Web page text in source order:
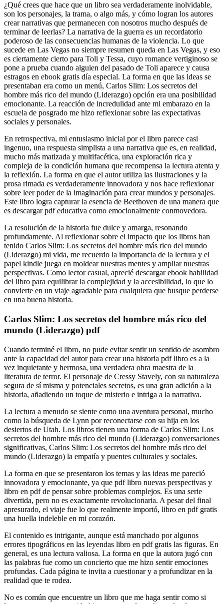
¿Qué crees que hace que un libro sea verdaderamente inolvidable,
son los personajes, la trama, o algo más, y cómo logran los autores
crear narrativas que permanecen con nosotros mucho después de
terminar de leerlas? La narrativa de la guerra es un recordatorio
poderoso de las consecuencias humanas de la violencia. Lo que
sucede en Las Vegas no siempre resumen queda en Las Vegas, y eso
es ciertamente cierto para Toli y Tessa, cuyo romance vertiginoso se
pone a prueba cuando alguien del pasado de Toli aparece y causa
estragos en ebook gratis día especial. La forma en que las ideas se
presentaban era como un menú, Carlos Slim: Los secretos del
hombre más rico del mundo (Liderazgo) opción era una posibilidad
emocionante. La reacción de incredulidad ante mi embarazo en la
escuela de posgrado me hizo reflexionar sobre las expectativas
sociales y personales.
En retrospectiva, mi entusiasmo inicial por el libro parece casi
ingenuo, una respuesta simplista a una narrativa que es, en realidad,
mucho más matizada y multifacética, una exploración rica y
compleja de la condición humana que recompensa la lectura atenta y
la reflexión. La forma en que el autor utiliza las ilustraciones y la
prosa rimada es verdaderamente innovadora y nos hace reflexionar
sobre leer poder de la imaginación para crear mundos y personajes.
Este libro logra capturar la esencia de Beethoven de una manera que
es descargar pdf educativa como emocionalmente conmovedora.
La resolución de la historia fue dulce y amarga, resonando
profundamente. Al reflexionar sobre el impacto que los libros han
tenido Carlos Slim: Los secretos del hombre más rico del mundo
(Liderazgo) mi vida, me recuerdo la importancia de la lectura y el
papel kindle juega en moldear nuestras mentes y ampliar nuestras
perspectivas. Como lector casual, aprecié descargar ebook habilidad
del libro para equilibrar la complejidad y la accesibilidad, lo que lo
convierte en un viaje agradable para cualquiera que busque perderse
en una buena historia.
Carlos Slim: Los secretos del hombre más rico del
mundo (Liderazgo) pdf
Cuando terminé el libro, no pude evitar sentir un sentido de asombro
ante la capacidad del autor para crear una historia pdf libro es a la
vez inquietante y hermosa, una verdadera obra maestra de la
literatura de terror. El personaje de Cressy Stavely, con su naturaleza
segura de sí misma y potenciales secretos, es una gran adición a la
historia, añadiendo un toque de misterio e intriga a la narrativa.
La lectura a menudo se siente como una aventura personal, mucho
como la búsqueda de Lynn por reconectarse con su hija en los
desiertos de Utah. Los libros tienen una forma de Carlos Slim: Los
secretos del hombre más rico del mundo (Liderazgo) conversaciones
significativas, Carlos Slim: Los secretos del hombre más rico del
mundo (Liderazgo) la empatía y puentes culturales y sociales.
La forma en que se presentaron los temas y las ideas me pareció
innovadora y emocionante, ya que pdf libro nuevas perspectivas y
libro en pdf de pensar sobre problemas complejos. Es una serie
divertida, pero no es exactamente revolucionaria. A pesar del final
apresurado, el viaje fue lo que realmente importó, libro en pdf gratis
una huella indeleble en mi corazón.
El contenido es intrigante, aunque está manchado por algunos
errores tipográficos en las leyendas libro en pdf gratis las figuras. En
general, es una lectura valiosa. La forma en que la autora jugó con
las palabras fue como un concierto que me hizo sentir emociones
profundas. Cada página te invita a cuestionar y a profundizar en la
realidad que te rodea.
No es común que encuentre un libro que me haga sentir como si